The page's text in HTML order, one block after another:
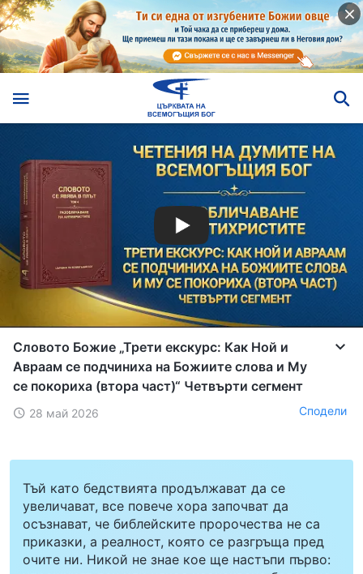
Словото Божие „Трети екскурс: Как Ной и
Авраам се подчиниха на Божиите слова и Му
се покориха (втора част)“ Четвърти сегмент
28 май 2026 Сподели
Тъй като бедствията продължават да се
увеличават, все повече хора започват да
осъзнават, че библейските пророчества не са
приказки, а реалност, която се разгръща пред
очите ни. Никой не знае кое ще настъпи първо: